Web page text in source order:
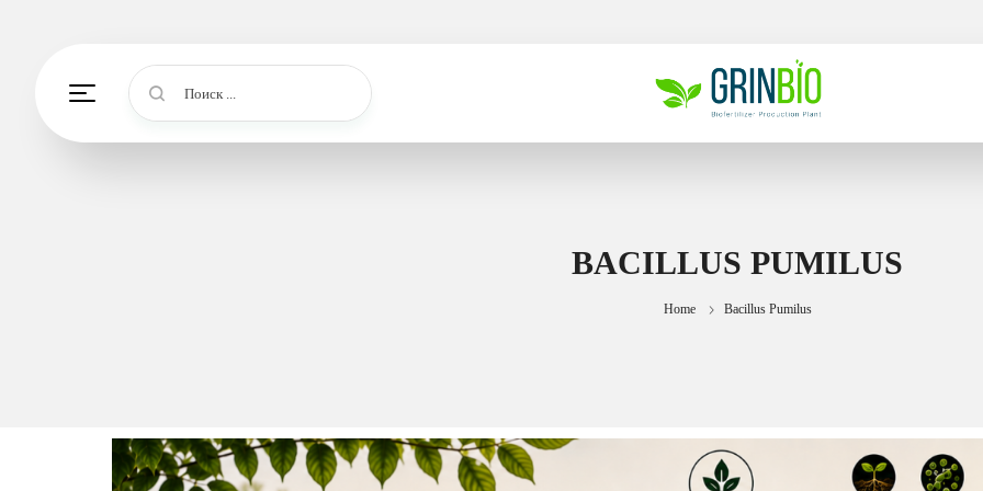
Поиск ...
BACILLUS PUMILUS
Home Bacillus Pumilus